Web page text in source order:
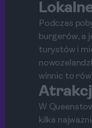
Podczas
burgerów, a
turystów i
winnic to
W
kilka